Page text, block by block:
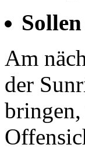
Am
der